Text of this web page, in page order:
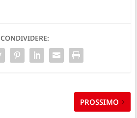
CONDIVIDERE:
PROSSIMO